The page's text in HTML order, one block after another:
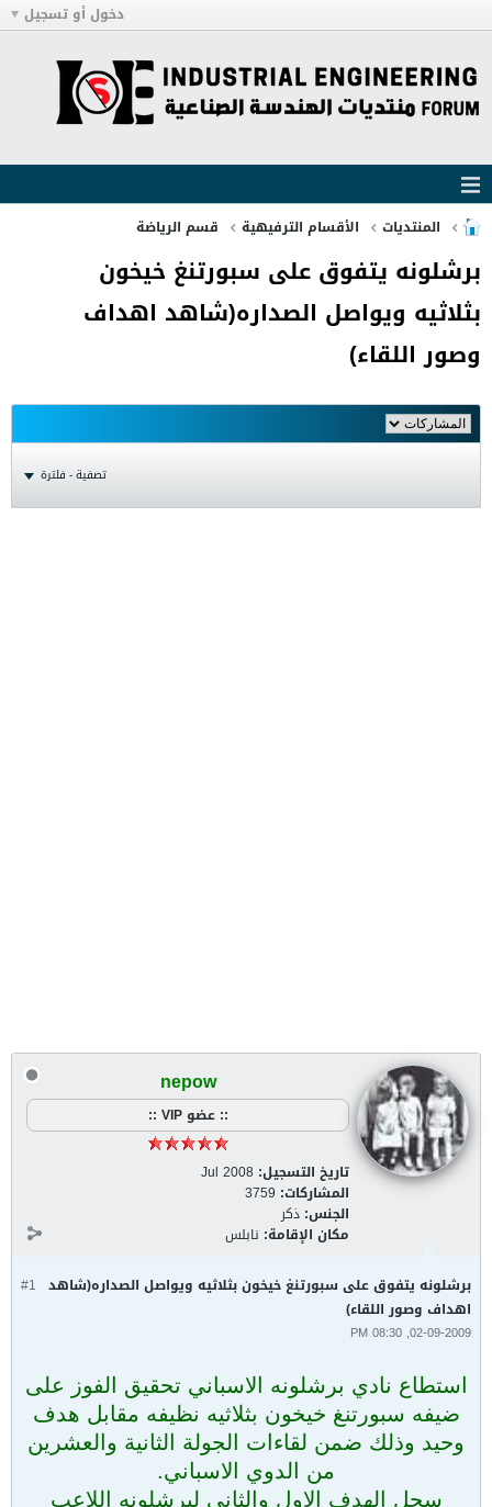
دخول أو تسجيل
المنتديات الأقسام الترفيهية قسم الرياضة
برشلونه يتفوق على سبورتنغ خيخون
بثلاثيه ويواصل الصداره(شاهد اهداف
وصور اللقاء)
تصفية - فلترة
nepow
:: عضو VIP ::
تاريخ التسجيل: Jul 2008
المشاركات: 3759
الجنس: ذكر
مكان الإقامة: نابلس
#1 برشلونه يتفوق على سبورتنغ خيخون بثلاثيه ويواصل الصداره(شاهد
اهداف وصور اللقاء)
02-09-2009, 08:30 PM
استطاع نادي برشلونه الاسباني تحقيق الفوز على
ضيفه سبورتنغ خيخون بثلاثيه نظيفه مقابل هدف
وحيد وذلك ضمن لقاءات الجولة الثانية والعشرين
من الدوي الاسباني.
سجل الهدف الاول والثاني لبرشلونه اللاعب